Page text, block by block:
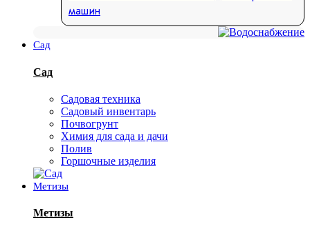
машин
Сад
Сад
Садовая техника
Садовый инвентарь
Почвогрунт
Химия для сада и дачи
Полив
Горшочные изделия
Метизы
Метизы